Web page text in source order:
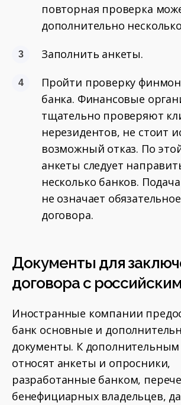
повторная проверка
дополнительно
Заполнить анкеты.
Пройти проверку
банка. Финансовые
тщательно проверяют
нерезидентов, не стоит
возможный отказ. По
анкеты следует
несколько банков.
не означает
договора.
Документы для
договора с
Иностранные компании
банк основные и
документы. К
относят анкеты и опросники,
разработанные банком,
бенефициарных владельцев,